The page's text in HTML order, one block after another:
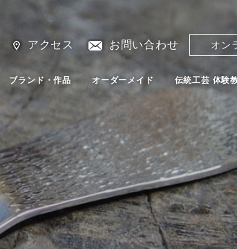
アクセス お問い合わせ オン
ブランド・作品 オーダーメイド 伝統工芸 体験